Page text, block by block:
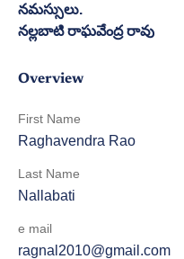
నమస్సులు.
నల్లబాటి రాఘవేంద్ర రావు
Overview
First Name
Raghavendra Rao
Last Name
Nallabati
e mail
ragnal2010@gmail.com